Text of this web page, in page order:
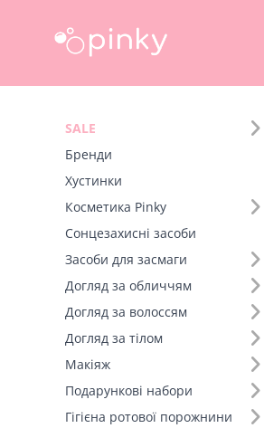
SALE
Бренди
Хустинки
Косметика Pinky
Сонцезахисні засоби
Засоби для засмаги
Догляд за обличчям
Догляд за волоссям
Догляд за тілом
Макіяж
Подарункові набори
Гігієна ротової порожнини
Фільтр
Тип шкіри (3)
Діюча речовина (4)